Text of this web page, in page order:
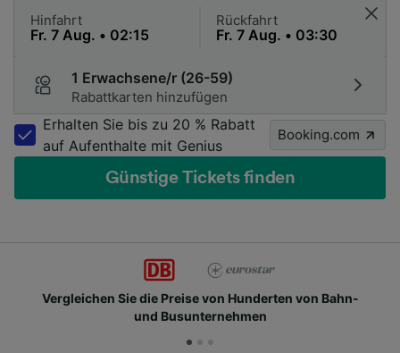
Hinfahrt Rückfahrt
1 Erwachsene/r (26-59)
Rabattkarten hinzufügen
Erhalten Sie bis zu 20 % Rabatt
auf Aufenthalte mit Genius
Booking.com
Günstige Tickets finden
von Bahn-
Schließen Sie sich Millionen